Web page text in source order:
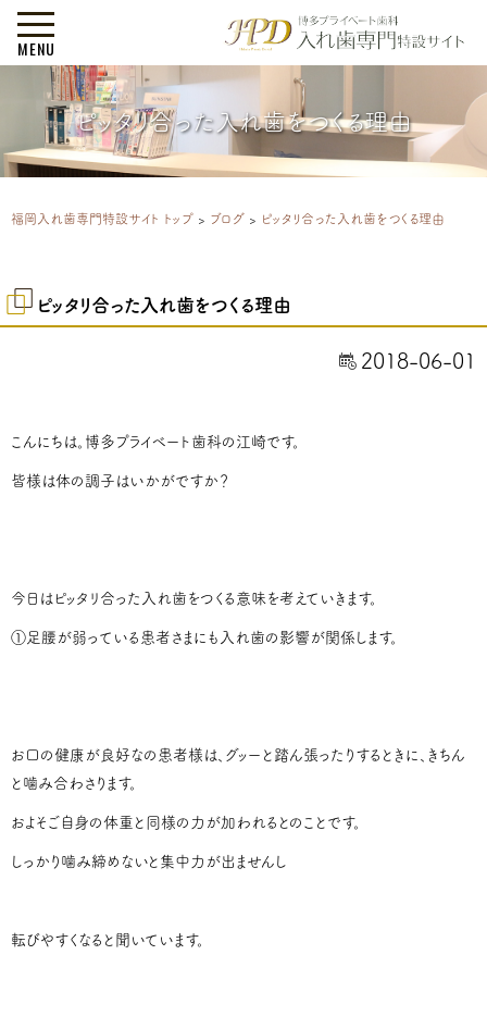
MENU
ピッタリ合った入れ歯をつくる理由
福岡入れ歯専門特設サイト トップ > ブログ > ピッタリ合った入れ歯をつくる理由
ピッタリ合った入れ歯をつくる理由
2018-06-01
こんにちは。博多プライベート歯科の江崎です。
皆様は体の調子はいかがですか？
今日はピッタリ合った入れ歯をつくる意味を考えていきます。
①足腰が弱っている患者さまにも入れ歯の影響が関係します。
お口の健康が良好なの患者様は、グッーと踏ん張ったりするときに、きちん
と噛み合わさります。
およそご自身の体重と同様の力が加われるとのことです。
しっかり噛み締めないと集中力が出ませんし
転びやすくなると聞いています。